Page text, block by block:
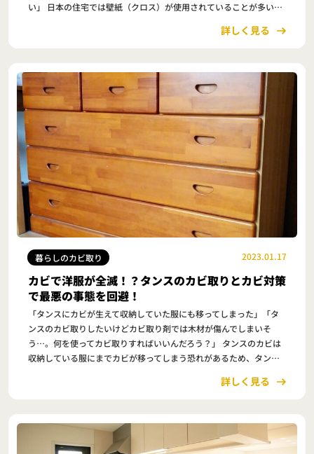
い」 日本の住宅では壁紙（クロス）が使用されていることが多いで
詳しく見る
暮らしのカビ取り 2023.01.17
カビで洋服が全滅！？タンスのカビ取りとカビ対策
で最悪の事態を回避！
「タンスにカビが生えて収納していた服にも移ってしまった」「タ
ンスのカビ取りしたいけどカビ取り剤では木材が傷んでしまいそ
う…。何を使ってカビ取りすればいいんだろう？」 タンスのカビは
収納している服にまでカビが移ってしまう恐れがあるため、タンス
詳しく見る